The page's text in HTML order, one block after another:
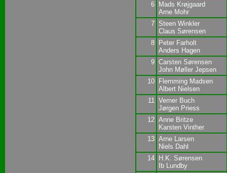
6
Mads Krøjgaard
Arne Mohr
7 Steen Winkler
Claus Sørensen
8
Peter Farholt
Anders Hagen
9 Carsten Sørensen
John Møller Jepsen
10
Flemming Madsen
Albert Nielsen
11 Verner Buch
Jørgen Priess
12 Anne Britze
Karsten Vinther
13 Arne Larsen
Niels Dahl
14
H.K. Sørensen
Ib Lundby